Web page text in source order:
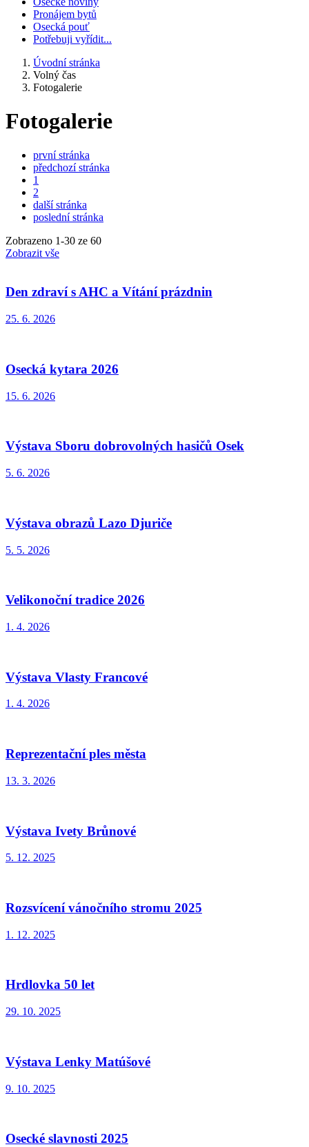
Pronájem bytů
Osecká pouť
Potřebuji vyřídit...
Úvodní stránka
Volný čas
Fotogalerie
Fotogalerie
první stránka
předchozí stránka
1
2
další stránka
poslední stránka
Zobrazeno 1-30 ze 60
Zobrazit vše
Den zdraví s AHC a Vítání prázdnin
25. 6. 2026
Osecká kytara 2026
15. 6. 2026
Výstava Sboru dobrovolných hasičů Osek
5. 6. 2026
Výstava obrazů Lazo Djuriče
5. 5. 2026
Velikonoční tradice 2026
1. 4. 2026
Výstava Vlasty Francové
1. 4. 2026
Reprezentační ples města
13. 3. 2026
Výstava Ivety Brůnové
5. 12. 2025
Rozsvícení vánočního stromu 2025
1. 12. 2025
Hrdlovka 50 let
29. 10. 2025
Výstava Lenky Matúšové
9. 10. 2025
Osecké slavnosti 2025